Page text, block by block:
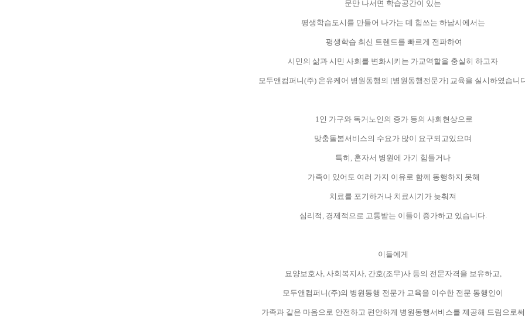
문만 나서면 학습공간이 있는
평생학습도시를 만들어 나가는 데 힘쓰는 하남시에서는
평생학습 최신 트렌드를 빠르게 전파하여
시민의 삶과 시민 사회를 변화시키는 가교역할을 충실히 하고자
모두앤컴퍼니(주) 온유케어 병원동행의 [병원동행전문가] 교육을 실시하였습니
1 인 가구와 독거노인의 증가 등의 사회현상으로
맞춤돌봄서비스의 수요가 많이 요구되고있으며
특히 혼자서 병원에 가기 힘들거나
가족이 있어도 여러 가지 이유로 함께 동행하지 못해
치료를 포기하거나 치료시기가 늦춰져
심리적 경제적으로 고통받는 이들이 증가하고 있습니다.
이들에게
요양보호사, 사회복지사, 간호(조무)사 등의 전문자격을 보유하고,
모두앤컴퍼니(주)의 병원동행 전문가 교육을 이수한 전문 동행인이
가족과 같은 마음으로 안전하고 편안하게 병원동행서비스를 제공해 드림으로